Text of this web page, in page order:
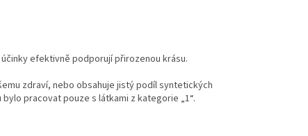
efektivně podporují přirozenou krásu.
zdraví, nebo obsahuje jistý podíl syntetických
pracovat pouze s látkami z kategorie „1“.